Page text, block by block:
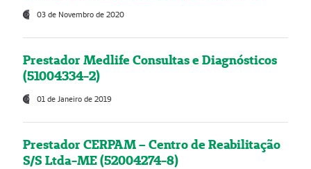
03 de Novembro de 2020
Prestador Medlife Consultas e Diagnósticos
(51004334-2)
01 de Janeiro de 2019
Prestador CERPAM – Centro de Reabilitação
S/S Ltda-ME (52004274-8)